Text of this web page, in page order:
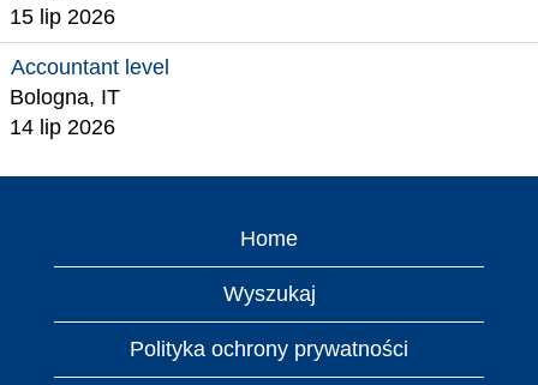
15 lip 2026
Accountant level
Bologna, IT
14 lip 2026
Home
Wyszukaj
Polityka ochrony prywatności